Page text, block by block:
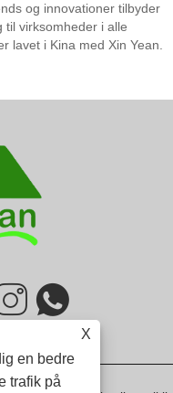
og innovationer tilbyder
til virksomheder i alle
lavet i Kina med Xin Yean.
X
en bedre
trafik på